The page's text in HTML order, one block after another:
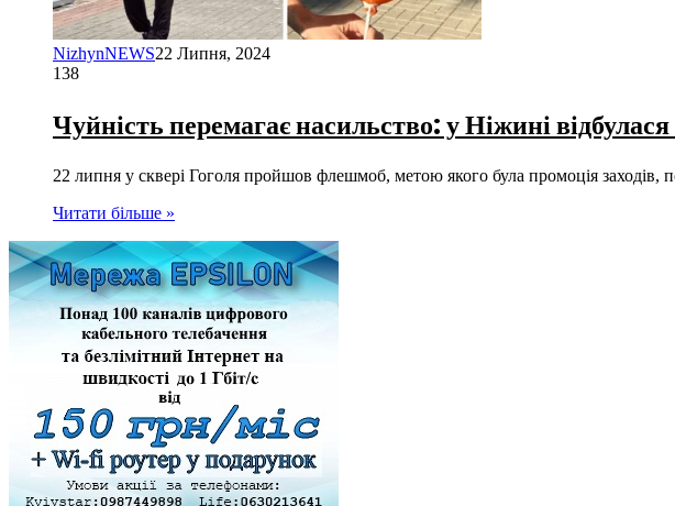
NizhynNEWS22 Липня, 2024
138
Чуйність перемагає насильство: у Ніжині
22 липня у сквері Гоголя пройшов флешмоб, метою якого була промоція
Читати більше »